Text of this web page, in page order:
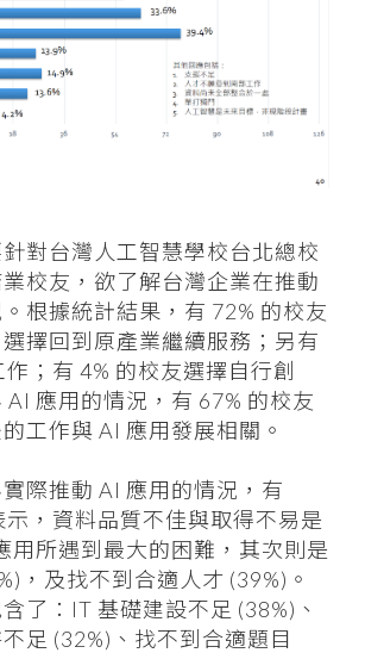
對台灣人工智慧學校台北總校
校友，欲了解台灣企業在推動
根據統計結果，有 72% 的校友
擇回到原產業繼續服務；另有
作；有 4% 的校友選擇自行創
AI 應用的情況，有 67% 的校友
工作與 AI 應用發展相關。
際推動 AI 應用的情況，有
示，資料品質不佳與取得不易是
用所遇到最大的困難，其次則是
，及找不到合適人才 (39%)。
了：IT 基礎建設不足 (38%)、
足 (32%)、找不到合適題目